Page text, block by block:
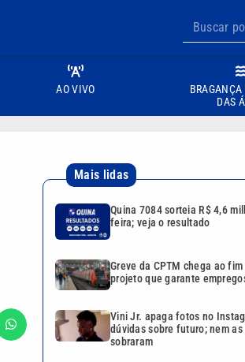
AO VIVO
DAS
Mais lidas
Quina 7084 sorteia R$ 4,6
feira; veja o resultado
Greve da CPTM chega ao
projeto que garante
Vini Jr. apaga fotos no
dúvidas sobre futuro; nem
sobraram